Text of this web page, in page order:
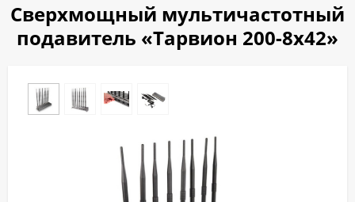
Сверхмощный мультичастотный
подавитель «Тарвион 200-8x42»